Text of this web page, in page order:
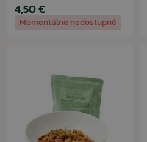
4,50 €
Momentálne nedostupné